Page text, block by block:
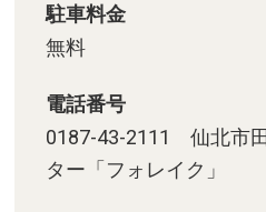
駐車料金
無料
電話番号
0187-43-2111 仙北市
ター「フォレイク」